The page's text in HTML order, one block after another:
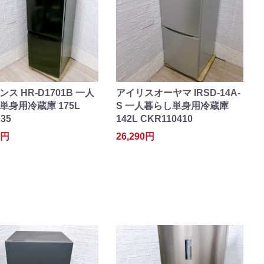
ス HR-D1701B 一人
身用冷蔵庫 175L
アイリスオーヤマ IRSD-14A-
S 一人暮らし単身用冷蔵庫
142L CKR110410
26,290円